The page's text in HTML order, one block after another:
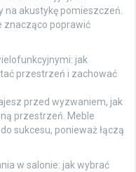
na akustykę pomieszczeń.
znacząco poprawić
jak
przestrzeń i zachować
przed wyzwaniem, jak
przestrzeń. Meble
sukcesu, ponieważ łączą
w salonie: jak wybrać